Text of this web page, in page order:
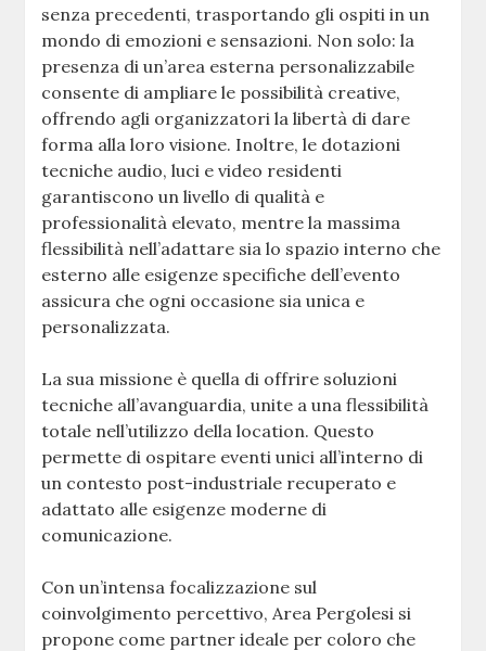
senza precedenti, trasportando gli ospiti in un
mondo di emozioni e sensazioni. Non solo: la
presenza di un’area esterna personalizzabile
consente di ampliare le possibilità creative,
offrendo agli organizzatori la libertà di dare
forma alla loro visione. Inoltre, le dotazioni
tecniche audio, luci e video residenti
garantiscono un livello di qualità e
professionalità elevato, mentre la massima
flessibilità nell’adattare sia lo spazio interno che
esterno alle esigenze specifiche dell’evento
assicura che ogni occasione sia unica e
personalizzata.
La sua missione è quella di offrire soluzioni
tecniche all’avanguardia, unite a una flessibilità
totale nell’utilizzo della location. Questo
permette di ospitare eventi unici all’interno di
un contesto post-industriale recuperato e
adattato alle esigenze moderne di
comunicazione.
Con un’intensa focalizzazione sul
coinvolgimento percettivo, Area Pergolesi si
propone come partner ideale per coloro che